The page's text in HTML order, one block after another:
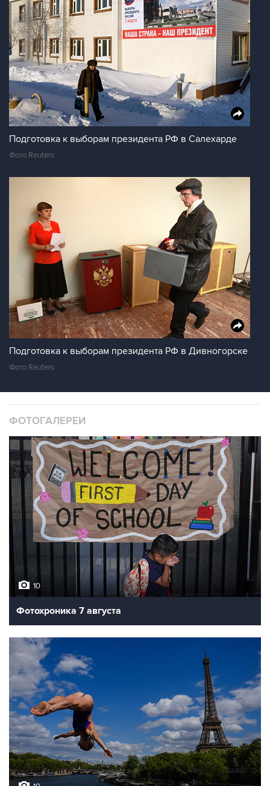
Подготовка к выборам президента РФ в Салехарде
Фото Reuters
Подготовка к выборам президента РФ в Дивногорске
Фото Reuters
ФОТОГАЛЕРЕИ
10
Фотохроника 7 августа